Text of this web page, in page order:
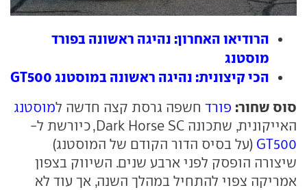
הרודיאו האחרון: נהיגה ראשונה בפורד
מוסטנג
הכי קיצונית: נהיגה ראשונה במוסטנג GT500
סוס שחור: פורד חשפה גרסת קצה חדשה למוסטנג
האייקונית, שתכונה Dark Horse SC, כיורשת ל-
GT500 (על בסיס הדור הקודם של המוסטנג)
שיצורה הופסק לפני ארבע שנים. השיווק בצפון
אמריקה צפוי להתחיל במהלך השנה, אך עוד לא